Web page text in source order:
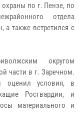
по г. Пензе, по
отдела
также встретился с
округом
части в г. Заречном.
оценил условия, в
Росгвардии, и
материального и